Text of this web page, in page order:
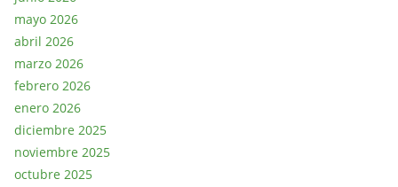
mayo 2026
abril 2026
marzo 2026
febrero 2026
enero 2026
diciembre 2025
noviembre 2025
octubre 2025